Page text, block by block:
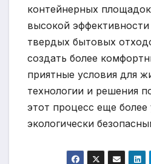
контейнерных
высокой
твердых бытовых
создать более
приятные условия для
технологии и решения
этот процесс еще
экологически